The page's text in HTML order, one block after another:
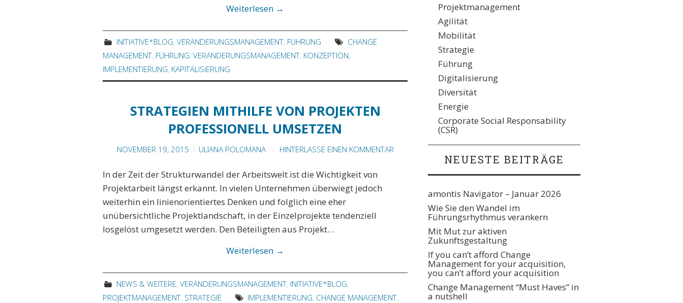
Weiterlesen →
INITIATIVE*BLOG,VERÄNDERUNGSMANAGEMENT, FÜHRUNG
CHANGE
MANAGEMENT, FÜHRUNG, VERÄNDERUNGSMANAGEMENT, KONZEPTION,
IMPLEMENTIERUNG, KAPITALISIERUNG
STRATEGIEN MITHILFE VON PROJEKTEN
PROFESSIONELL UMSETZEN
NOVEMBER 19, 2015 ULIANA POLOMANA HINTERLASSE EINEN KOMMENTAR
In der Zeit der Strukturwandel der Arbeitswelt ist die Wichtigkeit von
Projektarbeit längst erkannt. In vielen Unternehmen überwiegt jedoch
weiterhin ein linienorientiertes Denken und folglich eine eher
unübersichtliche Projektlandschaft, in der Einzelprojekte tendenziell
losgelöst umgesetzt werden. Den Beteiligten aus Projekt…
Weiterlesen →
NEWS & WEITERE,VERÄNDERUNGSMANAGEMENT, INITIATIVE*BLOG,
PROJEKTMANAGEMENT, STRATEGIE IMPLEMENTIERUNG, CHANGE MANAGEMENT,
Projektmanagement
Agilität
Mobilität
Strategie
Führung
Digitalisierung
Diversität
Energie
Corporate Social Responsability
(CSR)
NEUESTE BEITRÄGE
amontis Navigator – Januar 2026
Wie Sie den Wandel im
Führungsrhythmus verankern​
Mit Mut zur aktiven
Zukunftsgestaltung
If you can’t afford Change
Management for your acquisition,
you can’t afford your acquisition
Change Management “Must Haves” in
a nutshell